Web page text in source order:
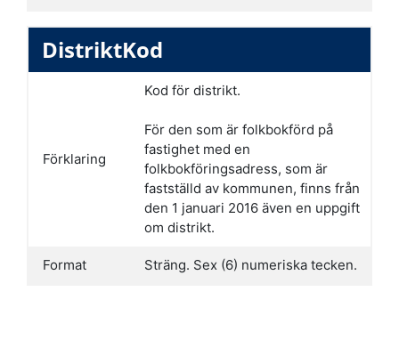
DistriktKod
Förklaring
Kod för distrikt.
För den som är folkbokförd på
fastighet med en
folkbokföringsadress, som är
fastställd av kommunen, finns från
den 1 januari 2016 även en uppgift
om distrikt.
Format Sträng. Sex (6) numeriska tecken.